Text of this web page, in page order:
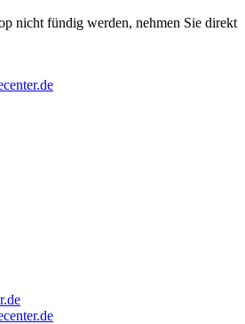
nicht fündig werden, nehmen Sie direkt